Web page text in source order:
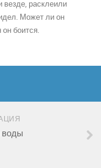
везде, расклеили
Может ли он
боится.
воды